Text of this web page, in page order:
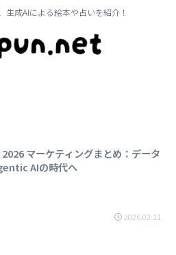
生成AIによる絵本や占いを紹介！
2026 マーケティングまとめ：データ
AIの時代へ
2026.02.11